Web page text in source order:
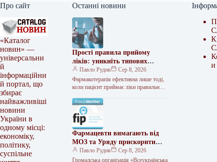
Про сайт
«Каталог
новин» —
універсальни
й
інформаційни
й портал, що
збирає
найважливіші
новини
України в
одному місці:
економіку,
політику,
суспільне
Останні новини
Прості правила прийому
ліків: уникніть типових
помилок
Павло Рудик
Сер 8, 2026
Фармакотерапія ефективна лише тоді,
коли пацієнт приймає ліки правильно:
умов, які не…
Фармацевти вимагають від
МОЗ та Уряду прискорити
затвердження стандарту
аптечної практики
Павло Рудик
Сер 8, 2026
Громадська організація «Всеукраїнська
и